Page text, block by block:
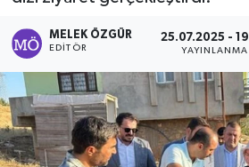
MELEK ÖZGÜR
EDITÖR
25.07.2025 -
YAYINLANMA
Yaşam